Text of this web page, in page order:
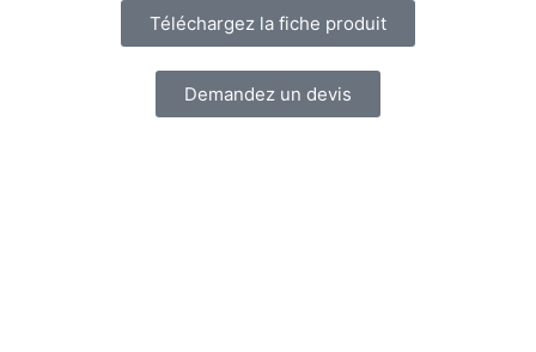
Téléchargez la fiche produit
Demandez un devis